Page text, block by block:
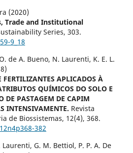
(2020)
Trade and Institutional
Series, 303.
9_18
de A. Bueno, N. Laurenti, K. E. L.
FERTILIZANTES APLICADOS À
QUÍMICOS DO SOLO E
DE PASTAGEM DE CAPIM
INTENSIVAMENTE. Revista
de Biossistemas, 12(4), 368.
382
G. M. Bettiol, P. P. A. De